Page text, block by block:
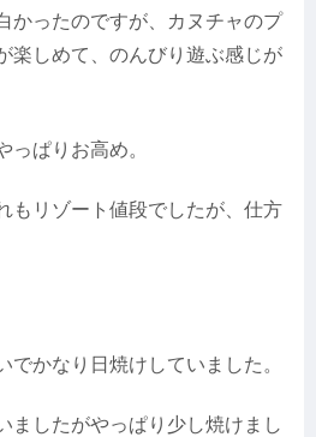
かったのですが、カヌチャのプ
楽しめて、のんびり遊ぶ感じが
っぱりお高め。
もリゾート値段でしたが、仕方
でかなり日焼けしていました。
ましたがやっぱり少し焼けまし